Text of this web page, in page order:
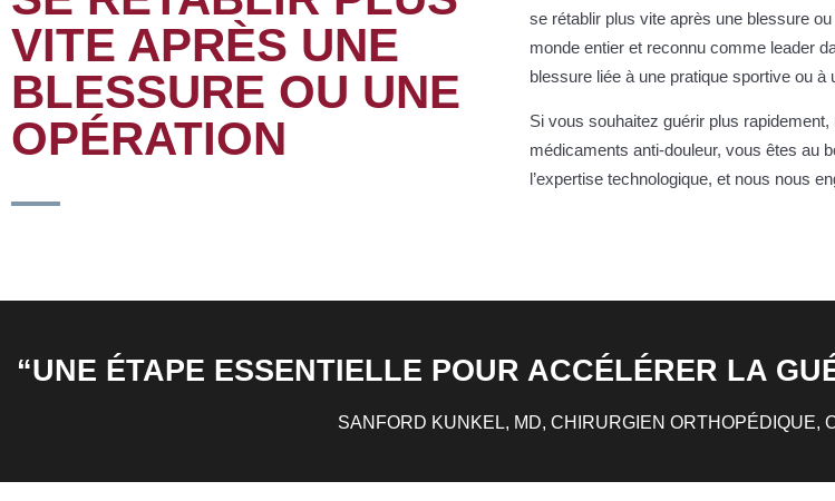
VITE APRÈS UNE
BLESSURE OU UNE
OPÉRATION
se rétablir plus vite après une blessure
monde entier et reconnu comme leader
blessure liée à une pratique sportive ou à
Si vous souhaitez guérir plus
médicaments anti-douleur, vous êtes au
l’expertise technologique, et nous nous
“UNE ÉTAPE ESSENTIELLE POUR ACCÉLÉRER LA
SANFORD KUNKEL, MD, CHIRURGIEN ORTHOPÉDIQUE,